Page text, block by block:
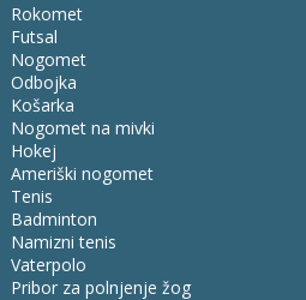
Rokomet
Futsal
Nogomet
Odbojka
Košarka
Nogomet na mivki
Hokej
Ameriški nogomet
Tenis
Badminton
Namizni tenis
Vaterpolo
Pribor za polnjenje žog